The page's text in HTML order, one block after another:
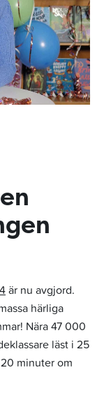
är nu avgjord.
härliga
Nära 47 000
läst i 25
minuter om